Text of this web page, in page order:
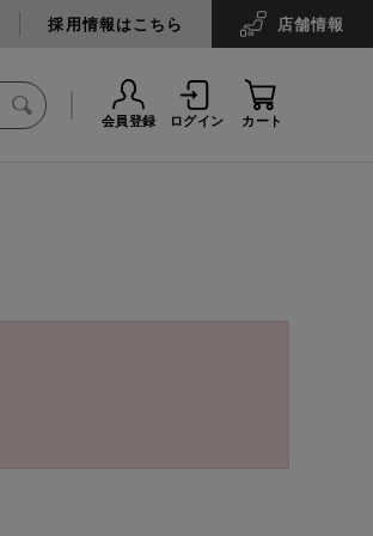
採用情報はこちら 店舗情報
会員登録 ログイン カート